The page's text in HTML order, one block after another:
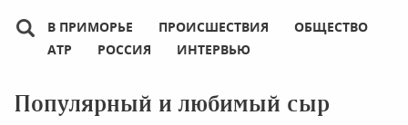
В ПРИМОРЬЕ ПРОИСШЕСТВИЯ
ОБЩЕСТВО
АТР
РОССИЯ ИНТЕРВЬЮ
Популярный и любимый сыр